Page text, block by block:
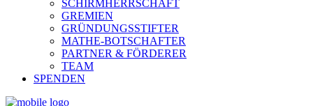
SCHIRMHERRSCHAFT
GREMIEN
GRÜNDUNGSSTIFTER
MATHE-BOTSCHAFTER
PARTNER & FÖRDERER
TEAM
SPENDEN